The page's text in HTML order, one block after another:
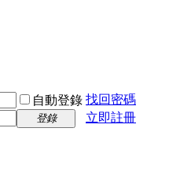
自動登錄 找回密碼
登錄
立即註冊